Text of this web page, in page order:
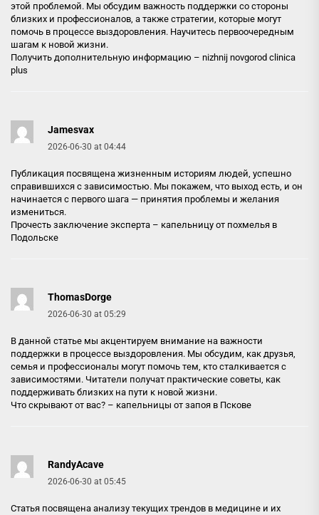
этой проблемой. Мы обсудим важность поддержки со стороны
близких и профессионалов, а также стратегии, которые могут
помочь в процессе выздоровления. Научитесь первоочередным
шагам к новой жизни.
Получить дополнительную информацию – nizhnij novgorod clinica
plus
Jamesvax
2026-06-30 at 04:44
Публикация посвящена жизненным историям людей, успешно
справившихся с зависимостью. Мы покажем, что выход есть, и он
начинается с первого шага — принятия проблемы и желания
измениться.
Прочесть заключение эксперта – капельницу от похмелья в
Подольске
ThomasDorge
2026-06-30 at 05:29
В данной статье мы акцентируем внимание на важности
поддержки в процессе выздоровления. Мы обсудим, как друзья,
семья и профессионалы могут помочь тем, кто сталкивается с
зависимостями. Читатели получат практические советы, как
поддерживать близких на пути к новой жизни.
Что скрывают от вас? – капельницы от запоя в Пскове
RandyAcave
2026-06-30 at 05:45
Статья посвящена анализу текущих трендов в медицине и их